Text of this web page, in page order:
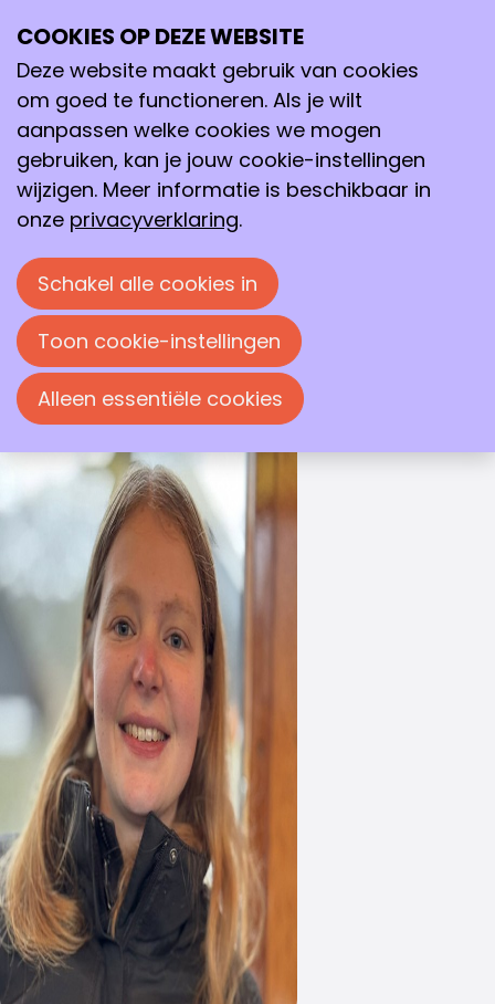
Pauline Schiks
Characterization of nanobodies using Biosensing
by Particle Motion
, Fontys Hogeschool
De selectiecommissie Gouden Spatel van de
KNCV heeft dit jaar de scriptie vanPauline
Schiks , geschreven binnen het kader van haar
HBO-opleiding Applied Science aan de Fontys
University of Applied Sciences, verkozen tot de
Winnaar van de Gouden Spatel 2025
COOKIES OP DEZE WEBSITE
Deze website maakt gebruik van cookies
om goed te functioneren. Als je wilt
aanpassen welke cookies we mogen
gebruiken, kan je jouw cookie-instellingen
wijzigen. Meer informatie is beschikbaar in
onze privacyverklaring.
Schakel alle cookies in
Toon cookie-instellingen
Alleen essentiële cookies